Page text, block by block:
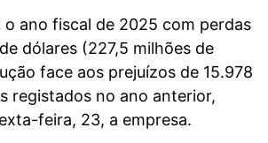
o ano fiscal de 2025 com perdas
dólares (227,5 milhões de
face aos prejuízos de 15.978
registados no ano anterior,
feira, 23, a empresa.